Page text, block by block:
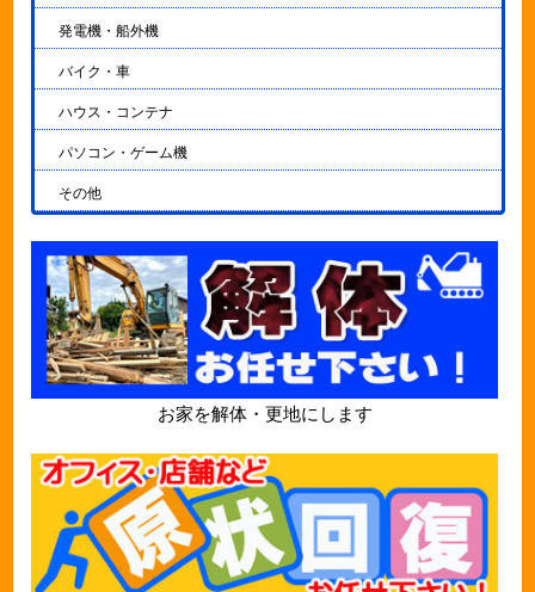
発電機・船外機
バイク・車
ハウス・コンテナ
パソコン・ゲーム機
その他
お家を解体・更地にします